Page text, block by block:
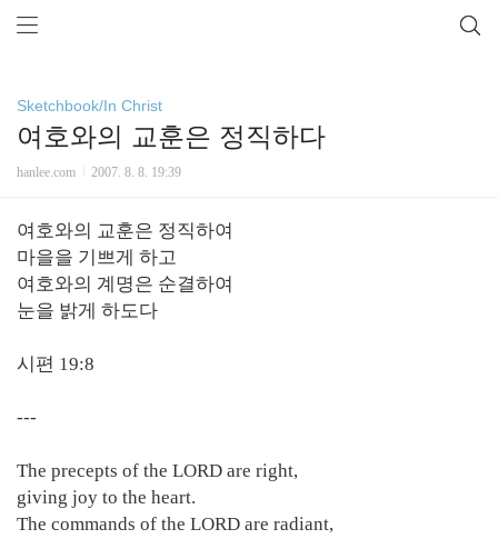
Sketchbook/In Christ
여호와의 교훈은 정직하다
hanlee.com 2007. 8. 8. 19:39
여호와의 교훈은 정직하여
마을을 기쁘게 하고
여호와의 계명은 순결하여
눈을 밝게 하도다
시편 19:8
---
The precepts of the LORD are right,
giving joy to the heart.
The commands of the LORD are radiant,